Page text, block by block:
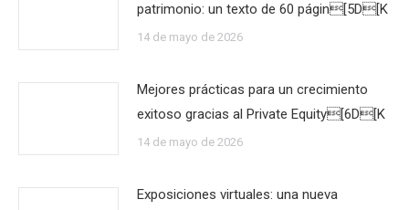
patrimonio: un texto de 60 págin[5D[K
14 de mayo de 2026
Mejores prácticas para un crecimiento
exitoso gracias al Private Equity[6D[K
14 de mayo de 2026
Exposiciones virtuales: una nueva